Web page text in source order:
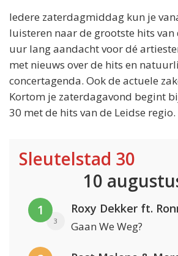
Iedere zaterdagmiddag kun je
luisteren naar de grootste hits
uur lang aandacht voor dé
met nieuws over de hits en
concertagenda. Ook de actuele
Kortom je zaterdagavond begint
30 met de hits van de Leidse regio.
Sleutelstad 30
10
1
3
Roxy Dekker ft.
Gaan We Weg?